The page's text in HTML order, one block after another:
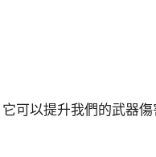
可以提升我們的武器